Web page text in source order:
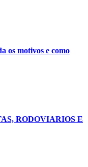
os motivos e como
RODOVIARIOS E